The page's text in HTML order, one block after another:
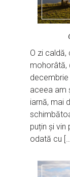
O zi caldă,
mohorâtă,
decembrie
aceea am
iarnă, mai
puțin și vin
odată cu […]